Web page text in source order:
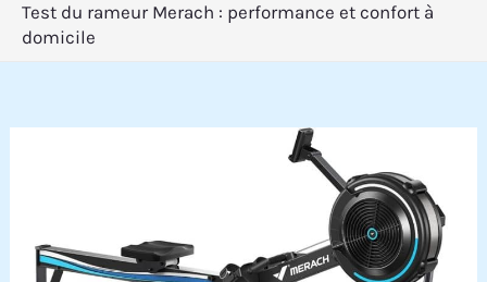
Test du rameur Merach : performance et confort à
domicile